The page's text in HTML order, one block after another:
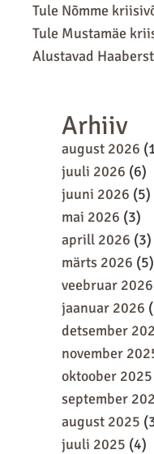
Tule Nõmme
Tule Mustamäe
Alustavad
Arhiiv
august 2026
juuli 2026 (6)
juuni 2026 (5)
mai 2026 (3)
aprill 2026 (3)
märts 2026 (5)
veebruar 2026
jaanuar 2026
detsember
november
oktoober 2025
september
august 2025
juuli 2025 (4)